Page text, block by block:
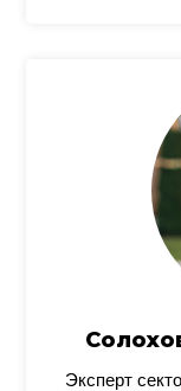
Эксперт